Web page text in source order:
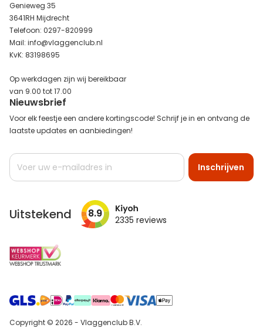
Genieweg 35
3641RH Mijdrecht
Telefoon: 0297-820999
Mail: info@vlaggenclub.nl
KvK: 83198695
Op werkdagen zijn wij bereikbaar
van 9.00 tot 17.00
Nieuwsbrief
Voor elk feestje een andere kortingscode! Schrijf je in en ontvang de
laatste updates en aanbiedingen!
Abonneer
op
Inschrijven
Uitstekend 8.9 2335 reviews
Copyright © 2026 - Vlaggenclub B.V.